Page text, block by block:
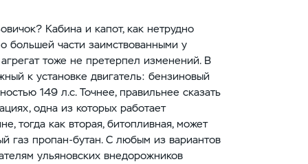
Кабина и капот, как нетрудно
большей части заимствованными у
тоже не претерпел изменений. В
к установке двигатель: бензиновый
149 л.с. Точнее, правильнее сказать
одна из которых работает
тогда как вторая, битопливная, может
газ пропан-бутан. С любым из вариантов
ульяновских внедорожников